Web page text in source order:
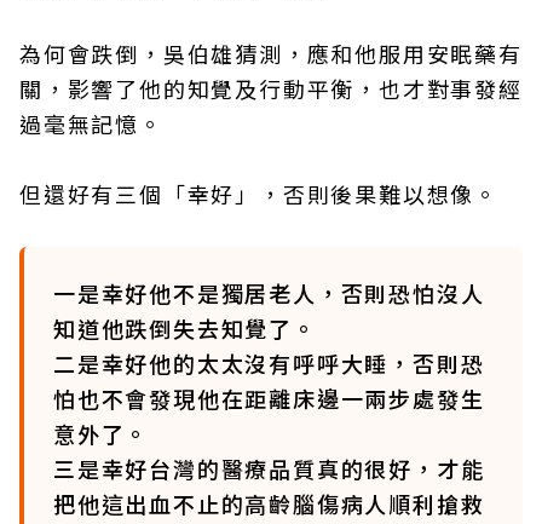
為何會跌倒，吳伯雄猜測，應和他服用安眠藥有
關，影響了他的知覺及行動平衡，也才對事發經
過毫無記憶。
但還好有三個「幸好」，否則後果難以想像。
一是幸好他不是獨居老人，否則恐怕沒人
知道他跌倒失去知覺了。
二是幸好他的太太沒有呼呼大睡，否則恐
怕也不會發現他在距離床邊一兩步處發生
意外了。
三是幸好台灣的醫療品質真的很好，才能
把他這出血不止的高齡腦傷病人順利搶救